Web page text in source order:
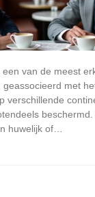
een van de meest
met
verschillende
huwelijk of…